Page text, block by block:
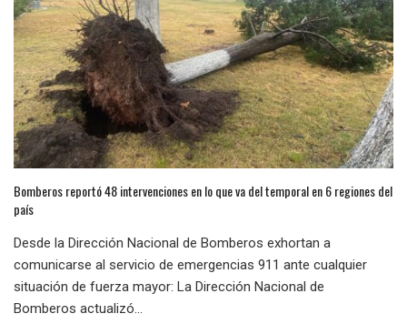
Bomberos reportó 48 intervenciones en lo que va del temporal en 6 regiones del
país
Desde la Dirección Nacional de Bomberos exhortan a
comunicarse al servicio de emergencias 911 ante cualquier
situación de fuerza mayor: La Dirección Nacional de
Bomberos actualizó...